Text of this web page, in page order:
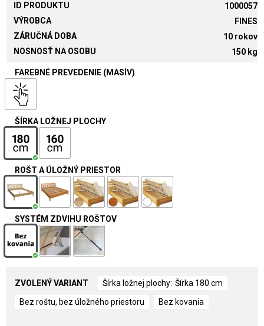
ID PRODUKTU
1000057
VÝROBCA
FINES
ZÁRUČNÁ DOBA
10 rokov
NOSNOSŤ NA OSOBU
150 kg
FAREBNÉ PREVEDENIE (MASÍV)
ŠÍRKA LOŽNEJ PLOCHY
ROŠT A ÚLOŽNÝ PRIESTOR
SYSTÉM ZDVIHU ROŠTOV
ZVOLENÝ VARIANT Šírka ložnej plochy Šírka 180 cm
Bez roštu, bez úložného priestoru
Bez kovania